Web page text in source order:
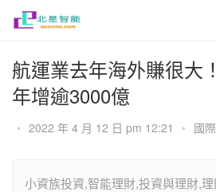
航運業去年海外賺很大
年增逾3000億
• 2022 年 4 月 12 日 pm 12:21 • 國
小資族投資,智能理財,投資與理財,理